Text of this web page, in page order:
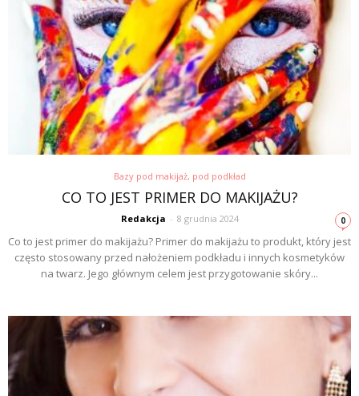
Bazy pod makijaż, pod podkład
CO TO JEST PRIMER DO MAKIJAŻU?
Redakcja - 8 grudnia 2024 0
Co to jest primer do makijażu? Primer do makijażu to produkt, który jest
często stosowany przed nałożeniem podkładu i innych kosmetyków
na twarz. Jego głównym celem jest przygotowanie skóry...